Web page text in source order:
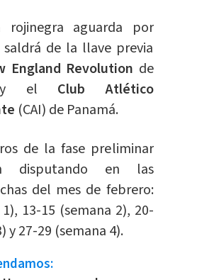
rojinegra aguarda por
de la llave previa
England Revolution de
el Club Atlético
(CAI) de Panamá.
de la fase preliminar
disputando en las
del mes de febrero:
13-15 (semana 2), 20-
y 27-29 (semana 4).